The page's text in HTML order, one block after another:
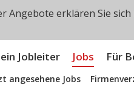
Jobleiter Jobs Für
angesehene Jobs
Angebote erklären Sie